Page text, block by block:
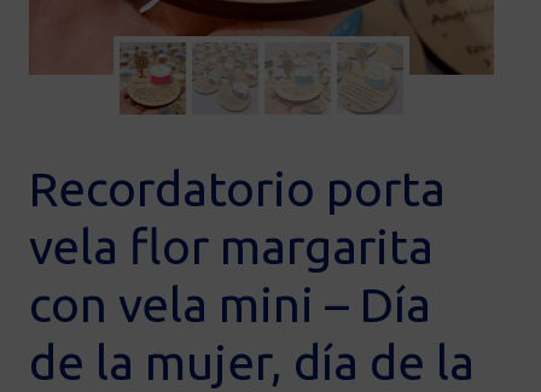
Recordatorio porta
vela flor margarita
con vela mini – Día
de la mujer, día de la